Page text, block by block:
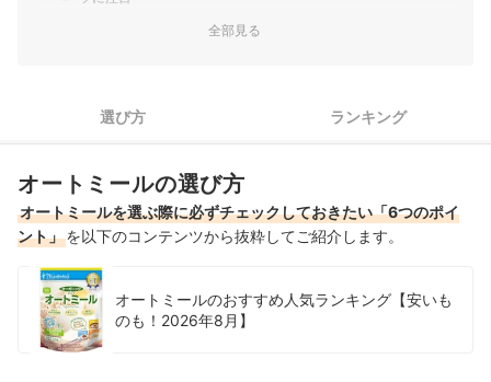
離乳食にするなら乳児用規格適用食品かをチェック。離乳食推
5 簡単に調理したいなら、具入り・味つきの商品にも注目
6 毎日食べる人は1000g前後の大容量サイズをチェック
無添加オートミール全22商品おすすめ人気ランキング
無添加オートミールの売れ筋ランキングもチェック！
全部見る
選び方 ランキング
オートミールの選び方
オートミールを選ぶ際に必ずチェックしておきたい「6つのポイ
ント」を以下のコンテンツから抜粋してご紹介します。
オートミールのおすすめ人気ランキング【安いも
のも！2026年8月】